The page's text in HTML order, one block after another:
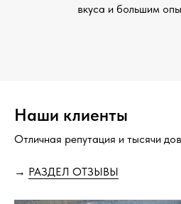
вкуса и большим
Наши клиенты
Отличная репутация и тысячи
→ РАЗДЕЛ ОТЗЫВЫ